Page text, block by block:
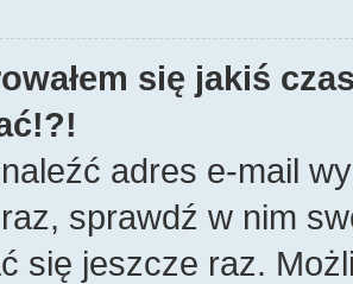
się jakiś
adres e-mail
sprawdź w nim
się jeszcze raz.